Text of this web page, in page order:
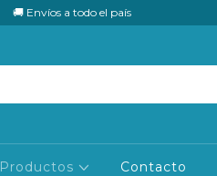
🚚 Envíos a todo el país
Productos Contacto